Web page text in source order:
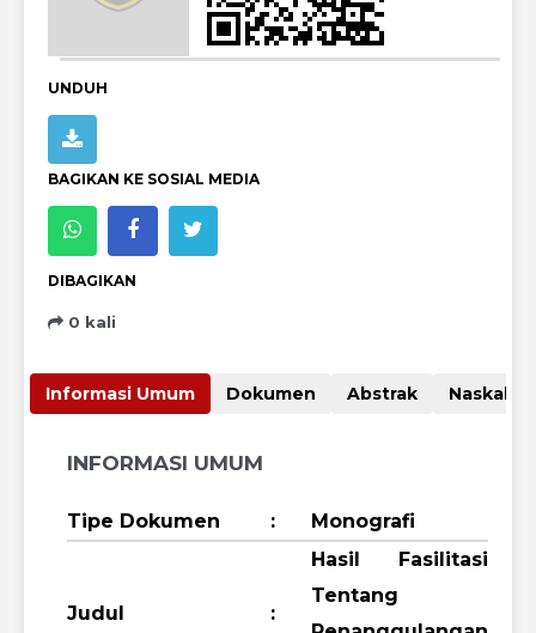
UNDUH
BAGIKAN KE SOSIAL MEDIA
DIBAGIKAN
0 kali
Informasi Umum Dokumen Abstrak
INFORMASI UMUM
Tipe Dokumen : Monografi
Judul :
Hasil Fasilitasi
Tentang